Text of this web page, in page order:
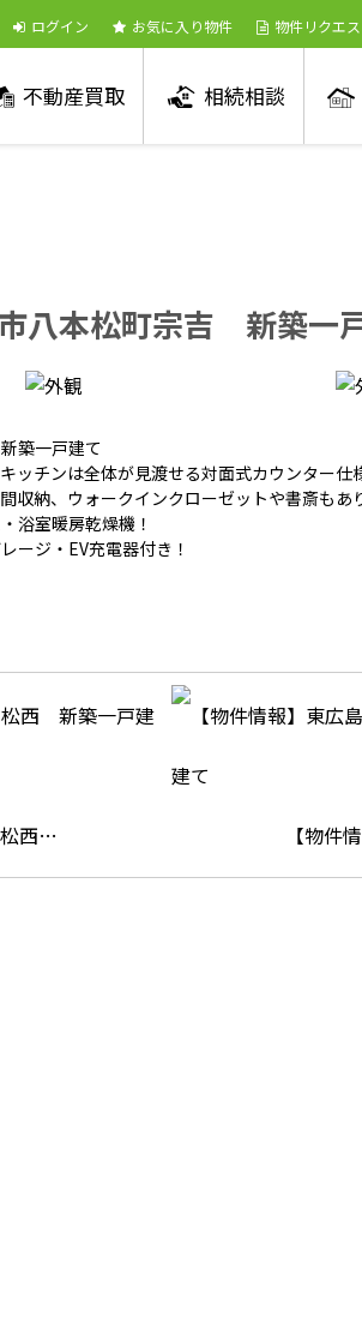
ログイン お気に入り物件 物件リクエス
不動産買取 相続相談
市八本松町宗吉 新築一
築一戸建て
チンは全体が見渡せる対面式カウンター仕
納、ウォークインクローゼットや書斎もあ
浴室暖房乾燥機！
ージ・EV充電器付き！
松西… 【物件